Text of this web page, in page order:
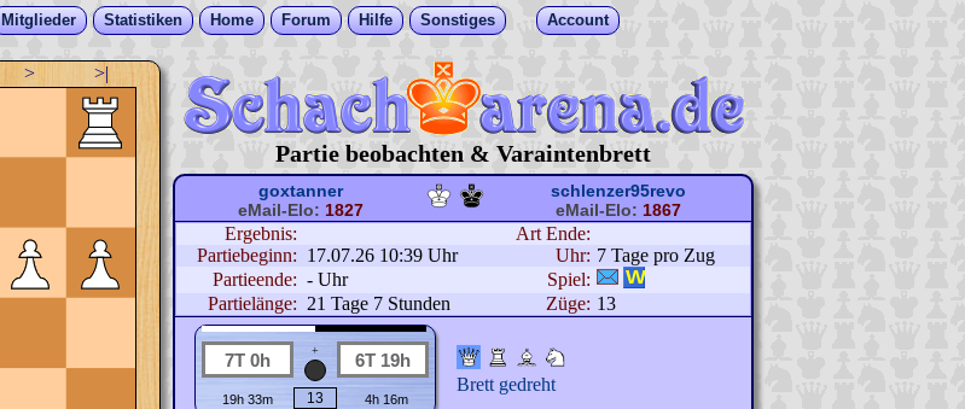
Mitglieder Statistiken Home Forum Hilfe Sonstiges Account
> >|
Partie beobachten & Varaintenbrett
goxtanner
eMail-Elo: 1827
schlenzer95revo
eMail-Elo: 1867
Ergebnis:
Art Ende:
Partiebeginn: 17.07.26 10:39 Uhr Uhr: 7 Tage pro Zug
Partieende: - Uhr
Spiel:
Partielänge: 21 Tage 7 Stunden Züge: 13
+
Brett gedreht